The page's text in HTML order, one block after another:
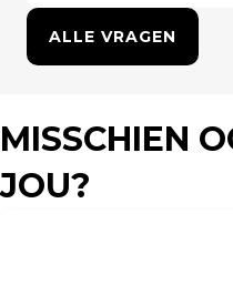
ALLE VRAGEN
MISSCHIEN
JOU?